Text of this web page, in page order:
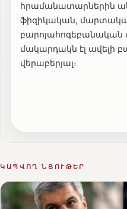
հրամանատարներին
ֆիզիկական,
մակարդակն էլ ավելի
վերաբերյալ։
ԿԱՊՎՈՂ ՆՅՈՒԹԵՐ